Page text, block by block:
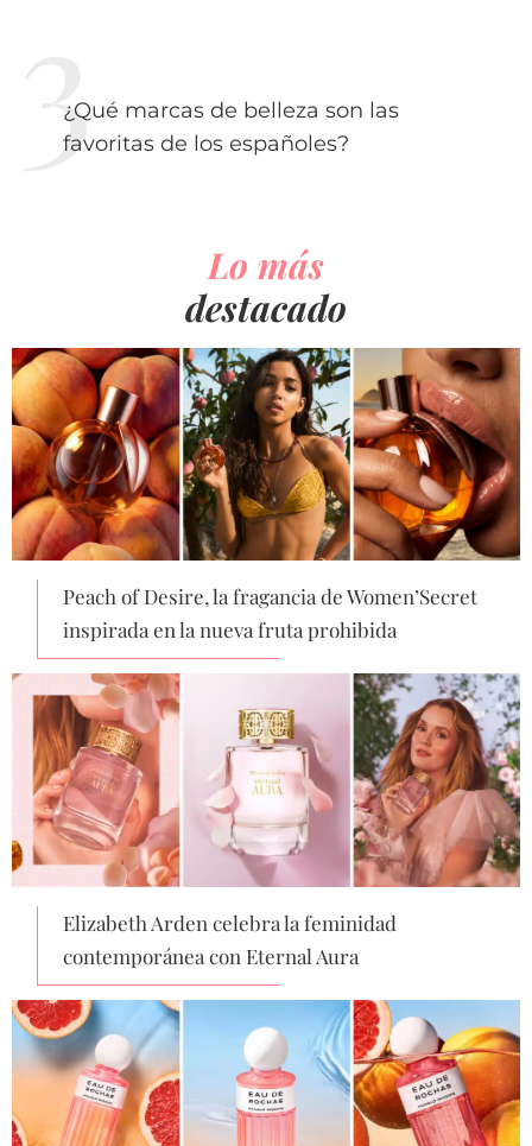
¿Qué marcas de belleza son las
favoritas de los españoles?
Lo más
destacado
Peach of Desire, la fragancia de Women’Secret
inspirada en la nueva fruta prohibida
Elizabeth Arden celebra la feminidad
contemporánea con Eternal Aura